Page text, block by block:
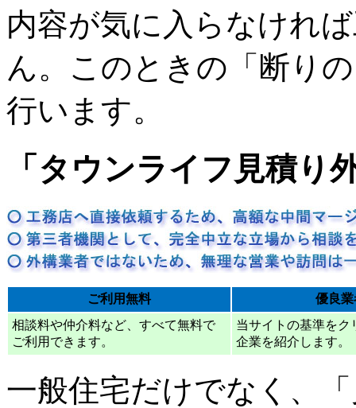
内容が気に入らなけれ
ん。このときの「断り
行います。
「タウンライフ見積り
ご利用無料
優良
相談料や仲介料など、すべて無料で
ご利用できます。
当サイトの基準をク
企業を紹介します。
一般住宅だけでなく、